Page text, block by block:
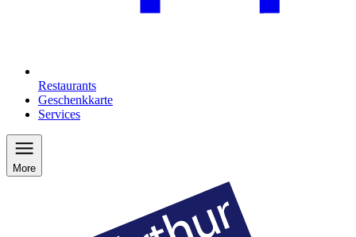
Restaurants
Geschenkkarte
Services
More